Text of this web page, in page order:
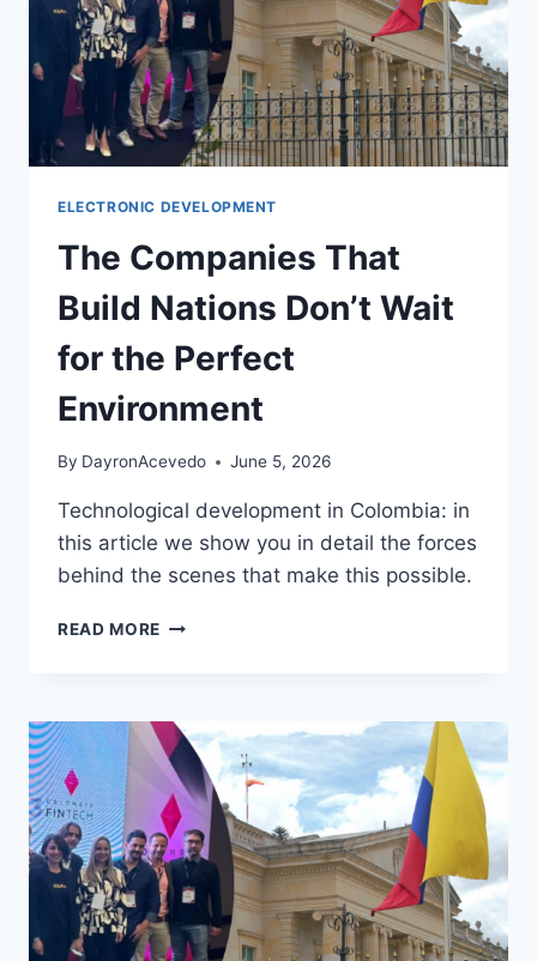
ELECTRONIC DEVELOPMENT
The Companies That
Build Nations Don’t Wait
for the Perfect
Environment
By DayronAcevedo June 5, 2026
Technological development in Colombia: in
this article we show you in detail the forces
behind the scenes that make this possible.
READ MORE